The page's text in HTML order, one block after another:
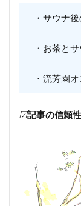
・サウナ後
・お茶とサ
・流芳園オ
☑記事の信頼性